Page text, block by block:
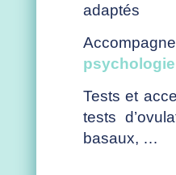
adaptés
psychologie
Tests et
tests
basaux, …